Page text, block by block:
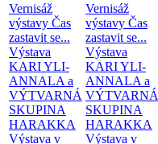
Vernisáž
výstavy Čas
zastavit se...
Výstava
KARI YLI-
ANNALA a
VÝTVARNÁ
SKUPINA
HARAKKA
Výstava v
Vernisáž
výstavy Čas
zastavit se...
Výstava
KARI YLI-
ANNALA a
VÝTVARNÁ
SKUPINA
HARAKKA
Výstava v